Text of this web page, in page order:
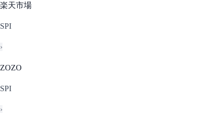
楽天市場
SPI
›
ZOZO
SPI
›